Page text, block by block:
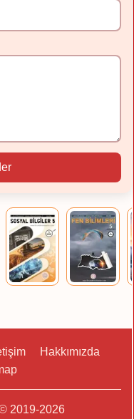
Hakkımızda
2019-2026